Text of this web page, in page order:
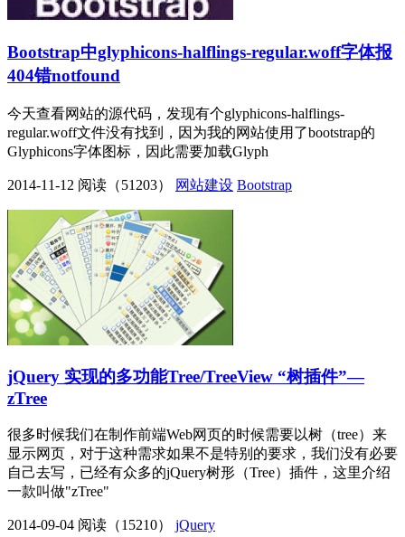
Bootstrap中glyphicons-halflings-regular.woff字体报
404错notfound
今天查看网站的源代码，发现有个glyphicons-halflings-
regular.woff文件没有找到，因为我的网站使用了bootstrap的
Glyphicons字体图标，因此需要加载Glyph
2014-11-12 阅读（51203） 网站建设 Bootstrap
jQuery 实现的多功能Tree/TreeView “树插件”—
zTree
很多时候我们在制作前端Web网页的时候需要以树（tree）来
显示网页，对于这种需求如果不是特别的要求，我们没有必要
自己去写，已经有众多的jQuery树形（Tree）插件，这里介绍
一款叫做"zTree"
2014-09-04 阅读（15210） jQuery